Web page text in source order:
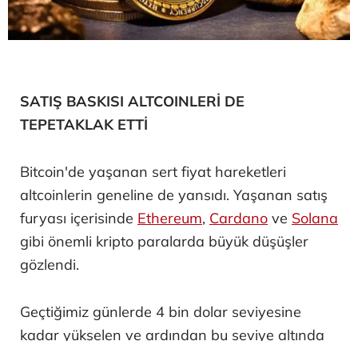
SATIŞ BASKISI ALTCOINLERİ DE
TEPETAKLAK ETTİ
Bitcoin'de yaşanan sert fiyat hareketleri
altcoinlerin geneline de yansıdı. Yaşanan satış
furyası içerisinde Ethereum, Cardano ve Solana
gibi önemli kripto paralarda büyük düşüşler
gözlendi.
Geçtiğimiz günlerde 4 bin dolar seviyesine
kadar yükselen ve ardından bu seviye altında